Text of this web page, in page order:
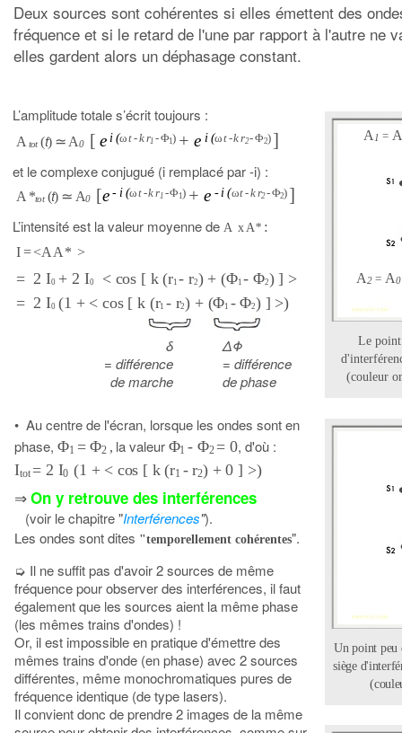
Un point peu
siège
Le point
(couleur
L’amplitude totale s’écrit toujours :
A tot(t) ≃ A0 [ e i (ωt - kr1 - Φ1) + e i (ωt - kr2- Φ2) ]
et le complexe conjugué (i remplacé par -i) :
A *tot(t) ≃ A0 [e -i (ωt - kr1 - Φ 1) + e -i (ωt - kr2- Φ2) ]
L’intensité est la valeur moyenne de A x A* :
I= <A A * >
= 2 I0 + 2 I0 < cos [ k (r1- r2) + (Φ1- Φ2) ] >
= 2 I0(1 + < cos [ k (r1 - r2) + (Φ1 - Φ2) ] >)
A 1 = A
A2 = A0
δ
= différence
de marche
ΔΦ
= différence
de phase
• Au centre de l'écran, lorsque les ondes sont en
phase, Φ1 = Φ2 , la valeur Φ1- Φ2 = 0, d'où :
Itot = 2 I0(1 + < cos [ k (r1 - r2) + 0 ] >)
⇒ On y retrouve des interférences
(voir le chapitre "Interférences").
Les ondes sont dites "temporellement cohérentes".
➭ Il ne suffit pas d'avoir 2 sources de même
fréquence pour observer des interférences, il faut
également que les sources aient la même phase
(les mêmes trains d'ondes) !
Or, il est impossible en pratique d'émettre des
mêmes trains d'onde (en phase) avec 2 sources
différentes, même monochromatiques pures de
fréquence identique (de type lasers).
Il convient donc de prendre 2 images de la même
Deux sources sont cohérentes si elles émettent des
fréquence et si le retard de l'une par rapport à l'autre ne
elles gardent alors un déphasage constant.